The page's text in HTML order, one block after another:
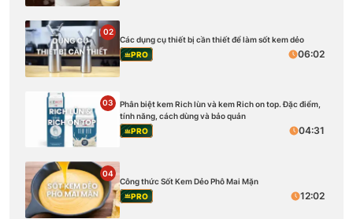
02
Các dụng cụ thiết bị cần thiết để làm sốt kem dẻo
PRO
06:02
03
Phân biệt kem Rich lùn và kem Rich on top. Đặc điểm,
tính năng, cách dùng và bảo quản
PRO
04:31
04
Công thức Sốt Kem Dẻo Phô Mai Mặn
PRO
12:02